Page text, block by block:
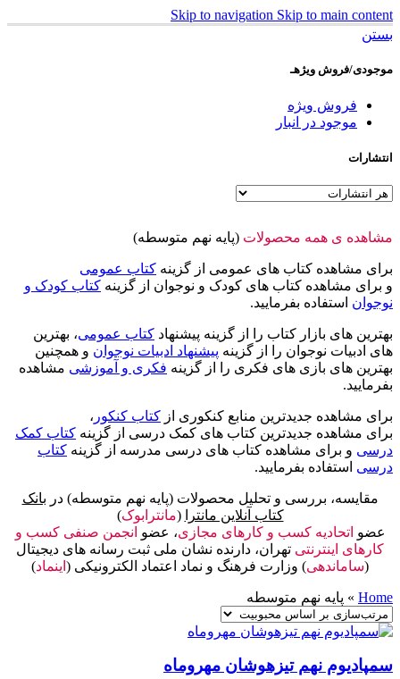
Skip to navigation Skip to main content
بستن
موجودی/فروش ویژهـ
فروش ویژه
موجود در انبار
انتشارات
مشاهده ی همه محصولات (پایه نهم متوسطه)
برای مشاهده کتاب های عمومی از گزینه کتاب عمومی
و برای مشاهده کتاب های کودک و نوجوان از گزینه کتاب کودک و
نوجوان استفاده بفرمایید.
بهترین های بازار کتاب را از گزینه پیشنهاد کتاب عمومی، بهترین
های ادبیات نوجوان را از گزینه پیشنهاد ادبیات نوجوان و همچنین
بهترین های بازی های فکری را از گزینه فکری و آموزشی مشاهده
بفرمایید.
برای مشاهده جدیدترین منابع کنکوری از کتاب کنکور ،
برای مشاهده جدیدترین کتاب های کمک درسی از گزینه کتاب کمک
درسی و برای مشاهده کتاب های درسی مدرسه از گزینه کتاب
درسی استفاده بفرمایید.
مقایسه، بررسی و تحلیل محصولات (پایه نهم متوسطه) در بانک
کتاب آنلاین مانترا
(مانترابوک)
عضو اتحادیه کسب و کارهای مجازی، عضو انجمن صنفی کسب و
کارهای اینترنتی تهران، دارنده نشان ملی ثبت رسانه های دیجیتال
(ساماندهی) وزارت فرهنگ و نماد اعتماد الکترونیکی ( اینماد)
Home
» پایه نهم متوسطه
سمپادیوم نهم تیزهوشان مهروماه